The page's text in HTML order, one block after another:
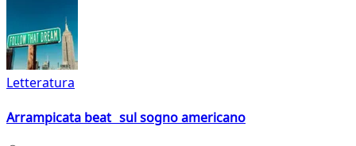
Letteratura
Arrampicata beat sul sogno americano